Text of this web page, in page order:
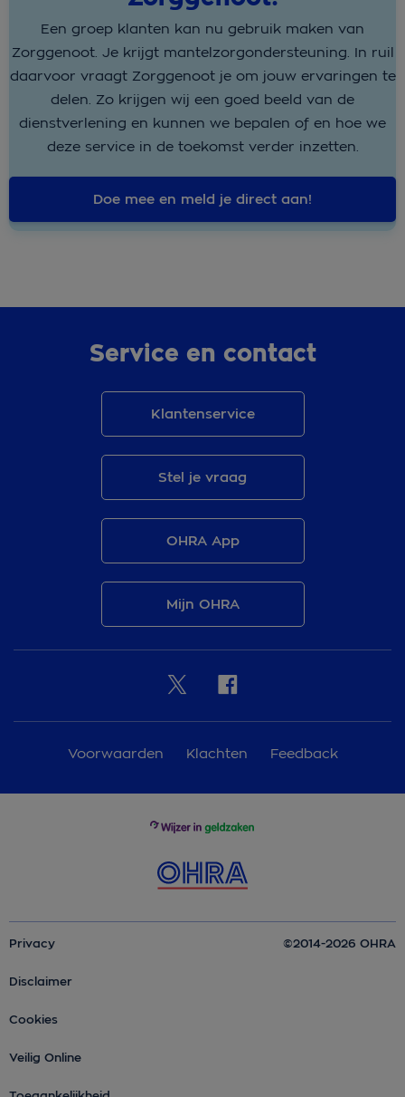
Een groep klanten kan nu gebruik maken van
Zorggenoot. Je krijgt mantelzorgondersteuning. In ruil
daarvoor vraagt Zorggenoot je om jouw ervaringen te
delen. Zo krijgen wij een goed beeld van de
dienstverlening en kunnen we bepalen of en hoe we
deze service in de toekomst verder inzetten.
Doe mee en meld je direct aan!
Service en contact
Klantenservice
Stel je vraag
OHRA App
Mijn OHRA
Voorwaarden Klachten Feedback
Privacy
Disclaimer
Cookies
Veilig Online
©2014-2026 OHRA